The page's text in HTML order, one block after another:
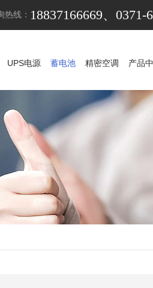
热线： 18837166669、0371-
UPS电源
UPS电源
蓄电池
蓄电池
精密空调
精密空调
产品
产品
UPS电源 山特UPS电源
施耐德UPS电源
蓄电池
耐力赛蓄电池
精密空调
维谛艾默生精密空调
稳压器
防雷器